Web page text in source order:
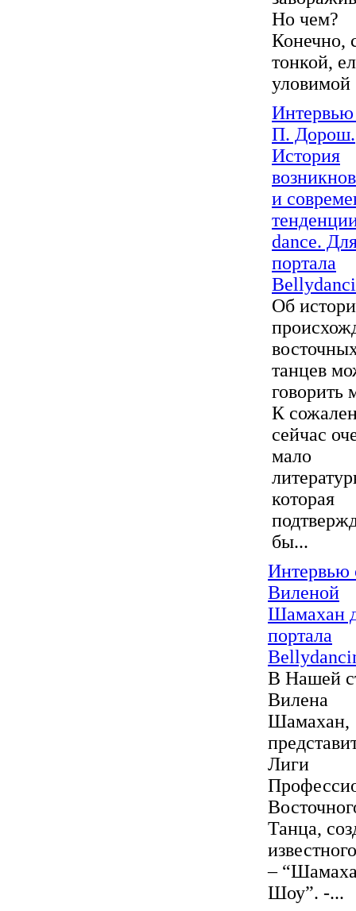
Но чем?
Конечно,
тонкой,
уловимой
П. Дорош.
История
и
dance.
портала
Об
танцев
говорить
К
сейчас
мало
которая
бы...
Интервью
Виленой
Шамахан
портала
В Нашей
Вилена
Шамахан,
Лиги
Танца,
–
Шоу”. -...